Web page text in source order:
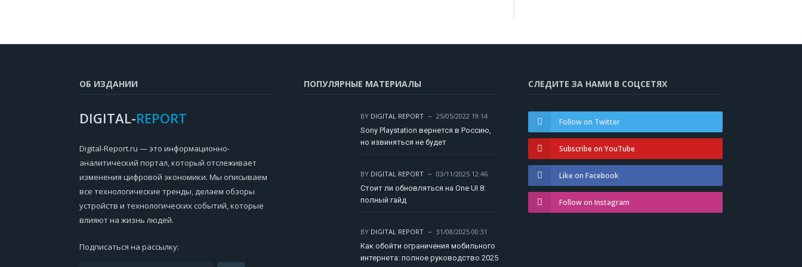
ОБ ИЗДАНИИ
DIGITAL-REPORT
Digital-Report.ru — это информационно-
аналитический портал, который отслеживает
изменения цифровой экономики. Мы описываем
все технологические тренды, делаем обзоры
устройств и технологических событий, которые
влияют на жизнь людей.
Подписаться на рассылку:
ПОПУЛЯРНЫЕ МАТЕРИАЛЫ
BY DIGITAL REPORT
25/05/2022 19:14
Sony Playstation вернется в Россию,
но извиняться не будет
BY DIGITAL REPORT
03/11/2025 12:46
Стоит ли обновляться на One UI 8:
полный гайд
BY DIGITAL REPORT
31/08/2025 00:31
Как обойти ограничения мобильного
интернета: полное руководство 2025
СЛЕДИТЕ ЗА НАМИ В СОЦСЕТЯХ
Follow on Twitter
Subscribe on YouTube
Like on Facebook
Follow on Instagram